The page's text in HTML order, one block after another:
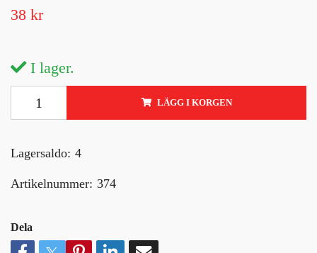
38 kr
I lager.
LÄGG I KORGEN
Lagersaldo: 4
Artikelnummer: 374
Dela